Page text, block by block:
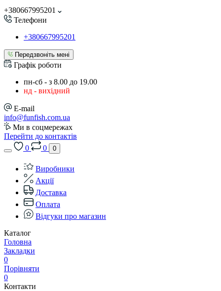
+380667995201
Телефони
+380667995201
Передзвоніть мені
Графік роботи
пн-сб - з 8.00 до 19.00
нд - вихідний
E-mail
info@funfish.com.ua
Ми в соцмережах
Перейти до контактів
0
0 0
Виробники
Акції
Доставка
Оплата
Відгуки про магазин
Каталог
Головна
Закладки
0
Порівняти
0
Контакти